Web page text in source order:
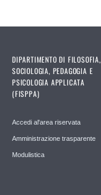
DIPARTIMENTO DI FILOSOFIA,
SOCIOLOGIA, PEDAGOGIA E
PSICOLOGIA APPLICATA
(FISPPA)
Accedi al'area riservata
Amministrazione trasparente
Modulistica